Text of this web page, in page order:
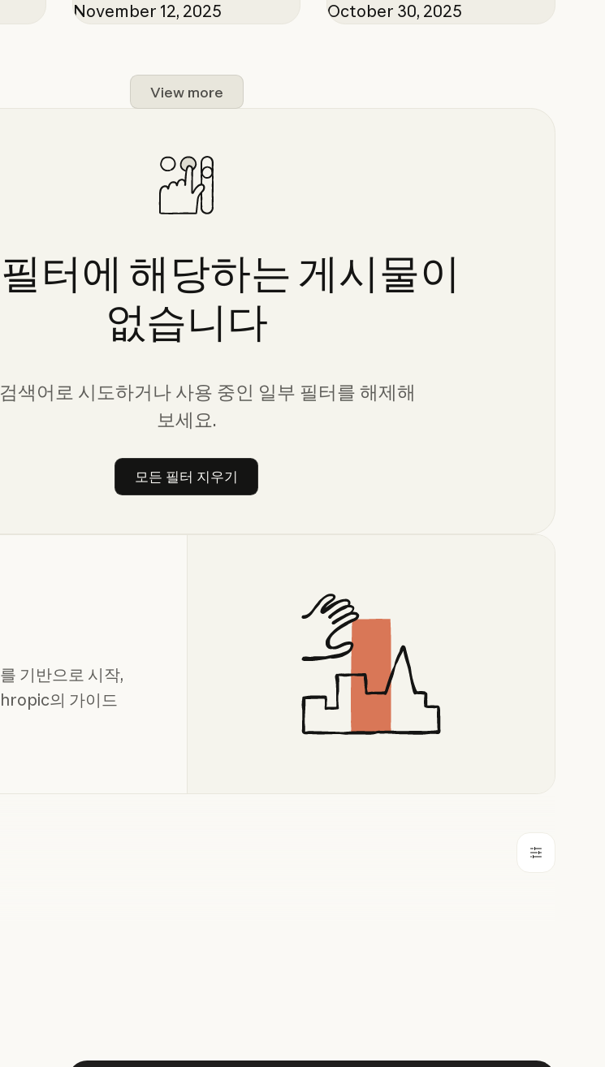
November 12, 2025
October 30, 2025
View more
필터에 해당하는 게시물이
없습니다
색어로 시도하거나 사용 중인 일부 필터를 해제해
보세요.
모든 필터 지우기
모든 필터 지우기
기반으로 시작,
의 가이드